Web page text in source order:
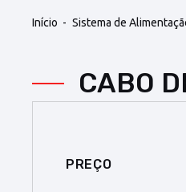
Início Sistema de
CABO
PREÇO